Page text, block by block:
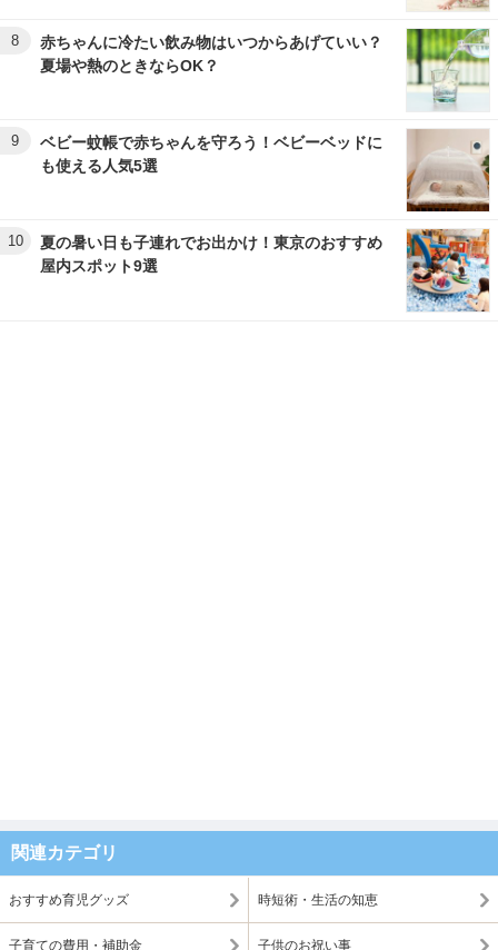
8
赤ちゃんに冷たい飲み物はいつからあげていい？
夏場や熱のときならOK？
9
ベビー蚊帳で赤ちゃんを守ろう！ベビーベッドに
も使える人気5選
10
夏の暑い日も子連れでお出かけ！東京のおすすめ
屋内スポット9選
関連カテゴリ
おすすめ育児グッズ 時短術・生活の知恵
子育ての費用・補助金 子供のお祝い事